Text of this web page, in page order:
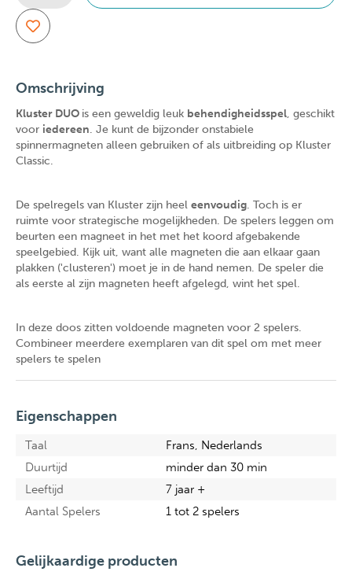
Omschrijving
Kluster DUO is een geweldig leuk behendigheidsspel, geschikt
voor iedereen. Je kunt de bijzonder onstabiele
spinnermagneten alleen gebruiken of als uitbreiding op Kluster
Classic.
De spelregels van Kluster zijn heel eenvoudig. Toch is er
ruimte voor strategische mogelijkheden. De spelers leggen om
beurten een magneet in het met het koord afgebakende
speelgebied. Kijk uit, want alle magneten die aan elkaar gaan
plakken ('clusteren') moet je in de hand nemen. De speler die
als eerste al zijn magneten heeft afgelegd, wint het spel.
In deze doos zitten voldoende magneten voor 2 spelers.
Combineer meerdere exemplaren van dit spel om met meer
spelers te spelen
Eigenschappen
Taal
Frans, Nederlands
Duurtijd
minder dan 30 min
Leeftijd
7 jaar +
Aantal Spelers
1 tot 2 spelers
Gelijkaardige producten